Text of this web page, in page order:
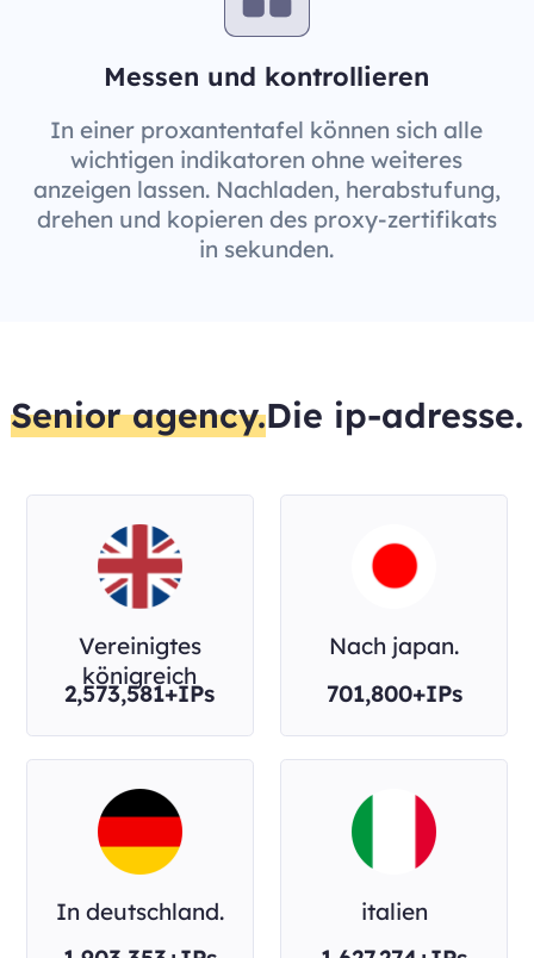
Messen und kontrollieren
In einer proxantentafel können sich alle
wichtigen indikatoren ohne weiteres
anzeigen lassen. Nachladen, herabstufung,
drehen und kopieren des proxy-zertifikats
in sekunden.
Senior agency.Die ip-adresse.
Vereinigtes
königreich
2,573,581+IPs
Nach japan.
701,800+IPs
In deutschland.
italien